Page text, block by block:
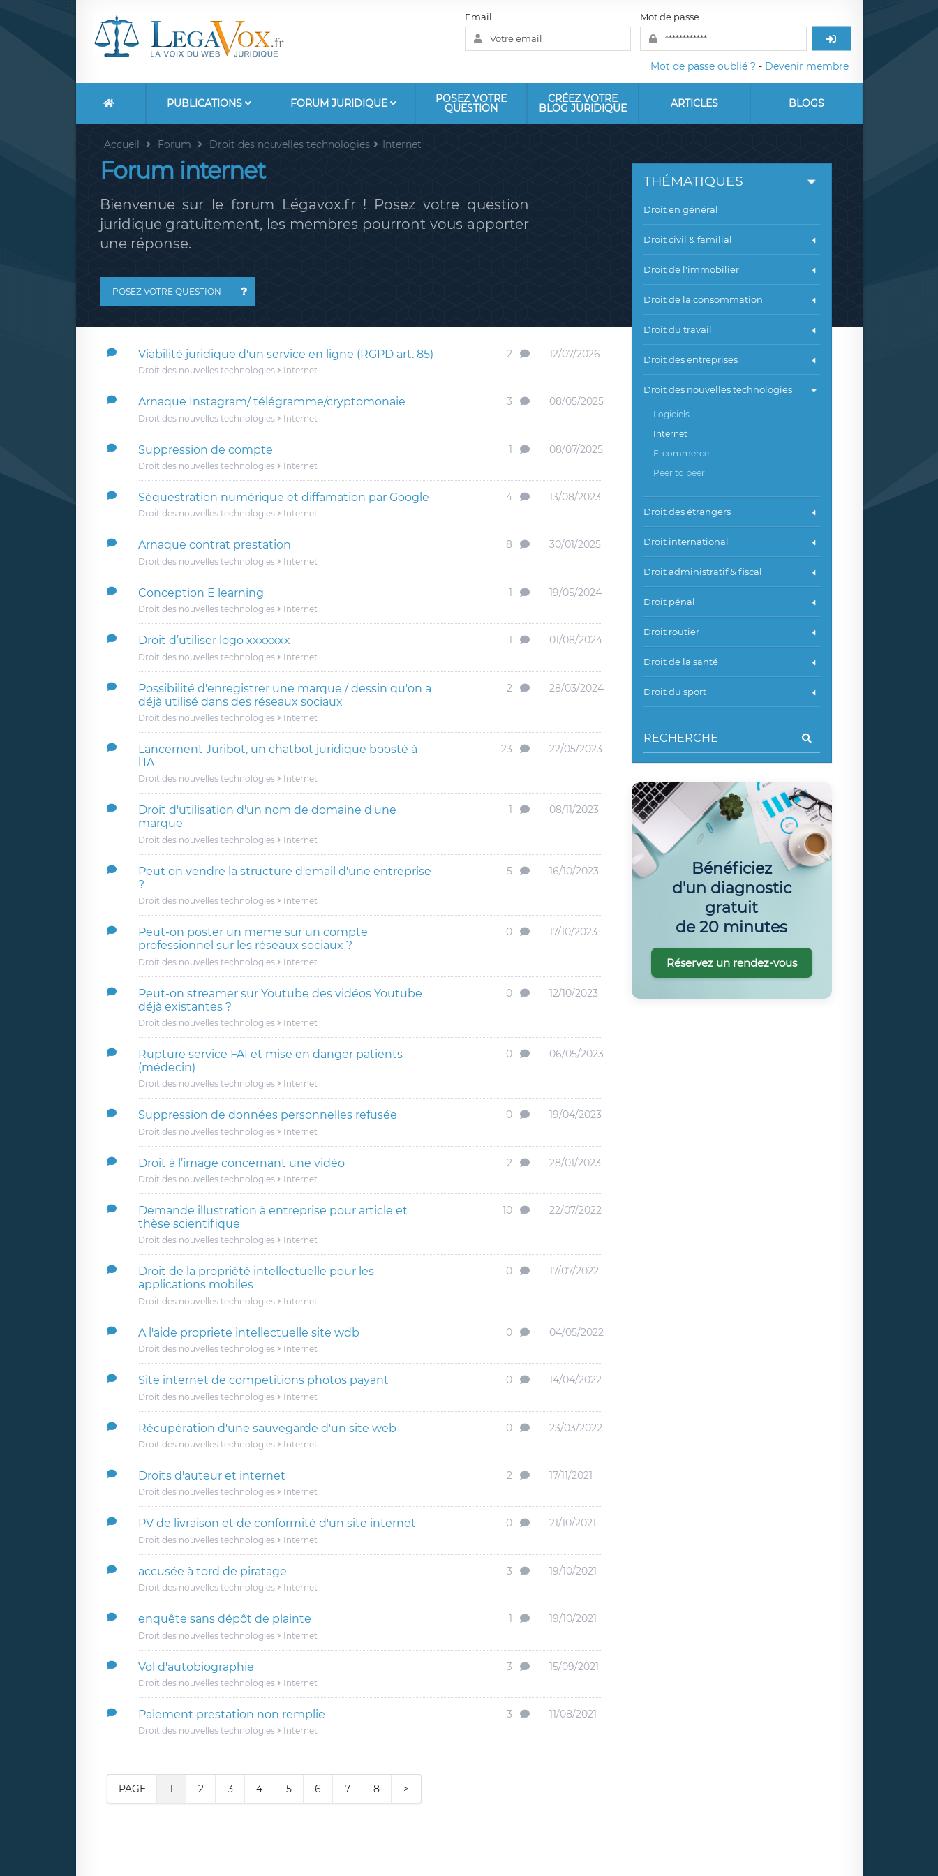
Email Mot de passe
Mot de passe oublié ? - Devenir membre
PUBLICATIONS FORUM JURIDIQUE POSEZ VOTRE
QUESTION
CRÉEZ VOTRE
BLOG JURIDIQUE ARTICLES BLOGS
Accueil Forum Droit des nouvelles technologies Internet
Forum internet
Bienvenue sur le forum Légavox.fr ! Posez votre question
juridique gratuitement, les membres pourront vous apporter
une réponse.
POSEZ VOTRE QUESTION
Viabilité juridique d'un service en ligne (RGPD art. 85)
Droit des nouvelles technologies Internet
2 12/07/2026
Arnaque Instagram/ télégramme/cryptomonaie
Droit des nouvelles technologies Internet
3 08/05/2025
Suppression de compte
Droit des nouvelles technologies Internet
1 08/07/2025
Séquestration numérique et diffamation par Google
Droit des nouvelles technologies Internet
4 13/08/2023
Arnaque contrat prestation
Droit des nouvelles technologies Internet
8 30/01/2025
Conception E learning
Droit des nouvelles technologies Internet
1 19/05/2024
Droit d’utiliser logo xxxxxxx
Droit des nouvelles technologies Internet
1 01/08/2024
Possibilité d'enregistrer une marque / dessin qu'on a
déjà utilisé dans des réseaux sociaux
Droit des nouvelles technologies Internet
2 28/03/2024
Lancement Juribot, un chatbot juridique boosté à
l'IA
Droit des nouvelles technologies Internet
23 22/05/2023
Droit d'utilisation d'un nom de domaine d'une
marque
Droit des nouvelles technologies Internet
1 08/11/2023
Peut on vendre la structure d'email d'une entreprise
?
Droit des nouvelles technologies Internet
5 16/10/2023
Peut-on poster un meme sur un compte
professionnel sur les réseaux sociaux ?
Droit des nouvelles technologies Internet
0 17/10/2023
Peut-on streamer sur Youtube des vidéos Youtube
déjà existantes ?
Droit des nouvelles technologies Internet
0 12/10/2023
Rupture service FAI et mise en danger patients
(médecin)
Droit des nouvelles technologies Internet
0 06/05/2023
Suppression de données personnelles refusée
Droit des nouvelles technologies Internet
0 19/04/2023
Droit à l’image concernant une vidéo
Droit des nouvelles technologies Internet
2 28/01/2023
Demande illustration à entreprise pour article et
thèse scientifique
Droit des nouvelles technologies Internet
10 22/07/2022
Droit de la propriété intellectuelle pour les
applications mobiles
Droit des nouvelles technologies Internet
0 17/07/2022
A l'aide propriete intellectuelle site wdb
Droit des nouvelles technologies Internet
0 04/05/2022
Site internet de competitions photos payant
Droit des nouvelles technologies Internet
0 14/04/2022
Récupération d'une sauvegarde d'un site web
Droit des nouvelles technologies Internet
0 23/03/2022
Droits d'auteur et internet
Droit des nouvelles technologies Internet
2 17/11/2021
PV de livraison et de conformité d'un site internet
Droit des nouvelles technologies Internet
0 21/10/2021
accusée à tord de piratage
Droit des nouvelles technologies Internet
3 19/10/2021
enquête sans dépôt de plainte
Droit des nouvelles technologies Internet
1 19/10/2021
Vol d'autobiographie
Droit des nouvelles technologies Internet
3 15/09/2021
Paiement prestation non remplie
Droit des nouvelles technologies Internet
3 11/08/2021
PAGE 1 2 3 4 5 6 7 8 >
THÉMATIQUES
Droit en général
Droit civil & familial
Droit de l'immobilier
Droit de la consommation
Droit du travail
Droit des entreprises
Droit des nouvelles technologies
Logiciels
Internet
E-commerce
Peer to peer
Droit des étrangers
Droit international
Droit administratif & fiscal
Droit pénal
Droit routier
Droit de la santé
Droit du sport
Bénéficiez
d'un diagnostic
gratuit
de 20 minutes
Réservez un rendez-vous